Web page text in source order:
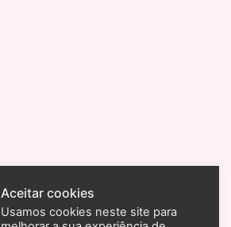
Aceitar cookies
Usamos cookies neste site para